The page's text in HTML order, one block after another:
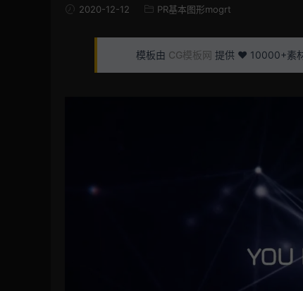
2020-12-12 PR基本图形mogrt
模板由 CG模板网 提供 ❤️ 10000+素